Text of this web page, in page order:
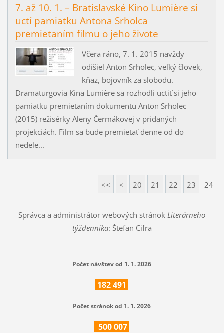
7. až 10. 1. – Bratislavské Kino Lumière si
uctí pamiatku Antona Srholca
premietaním filmu o jeho živote
Včera ráno, 7. 1. 2015 navždy
odišiel Anton Srholec, veľký človek,
kňaz, bojovník za slobodu.
Dramaturgovia Kina Lumière sa rozhodli uctiť si jeho
pamiatku premietaním dokumentu Anton Srholec
(2015) režisérky Aleny Čermákovej v pridaných
projekciách. Film sa bude premietať denne od do
nedele...
<< < 20 21 22 23 24
Správca a administrátor webových stránok Literárneho
týždenníka: Štefan Cifra
Počet návštev od 1. 1. 2026
182491
Počet stránok od 1. 1. 2026
500007